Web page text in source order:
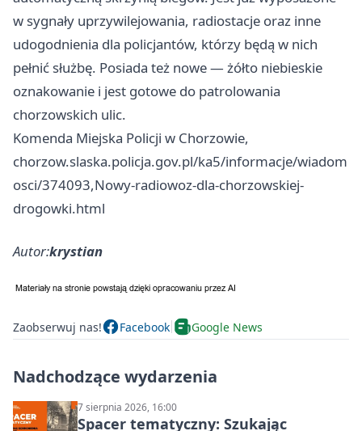
w sygnały uprzywilejowania, radiostacje oraz inne
udogodnienia dla policjantów, którzy będą w nich
pełnić służbę. Posiada też nowe — żółto niebieskie
oznakowanie i jest gotowe do patrolowania
chorzowskich ulic.
Komenda Miejska Policji w Chorzowie,
chorzow.slaska.policja.gov.pl/ka5/informacje/wiadom
osci/374093,Nowy-radiowoz-dla-chorzowskiej-
drogowki.html
Autor:krystian
Zaobserwuj nas! Facebook Google News
Nadchodzące wydarzenia
7 sierpnia 2026, 16:00
Spacer tematyczny: Szukając